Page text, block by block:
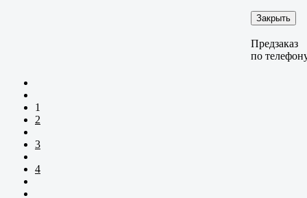
Закрыть
Предзаказ
по
1
2
3
4